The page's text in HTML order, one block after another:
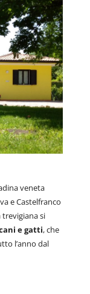
veneta
e Castelfranco
si
e gatti, che
l’anno dal